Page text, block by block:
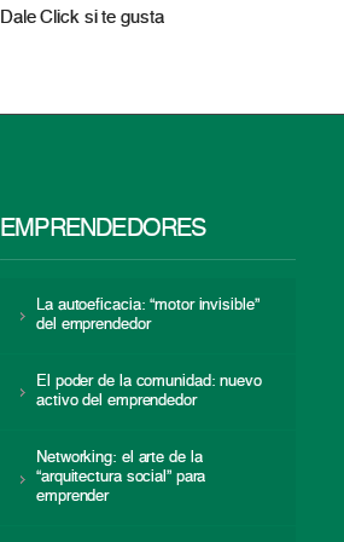
Dale Click si te gusta
EMPRENDEDORES
La autoeficacia: “motor invisible”
del emprendedor
El poder de la comunidad: nuevo
activo del emprendedor
Networking: el arte de la
“arquitectura social” para
emprender